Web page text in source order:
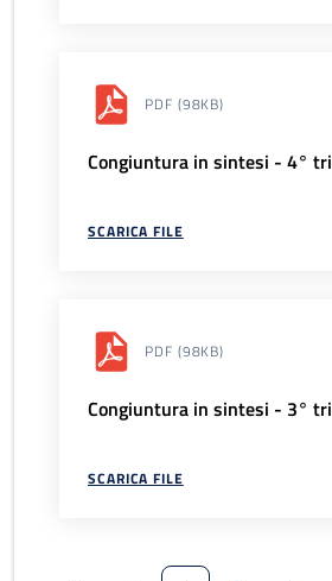
PDF (98KB)
Congiuntura in sintesi - 4°
SCARICA FILE
PDF (98KB)
Congiuntura in sintesi - 3°
SCARICA FILE